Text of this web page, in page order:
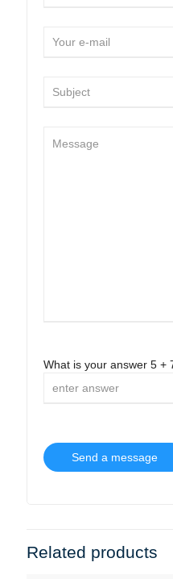
What is your answer 5 +
Related products